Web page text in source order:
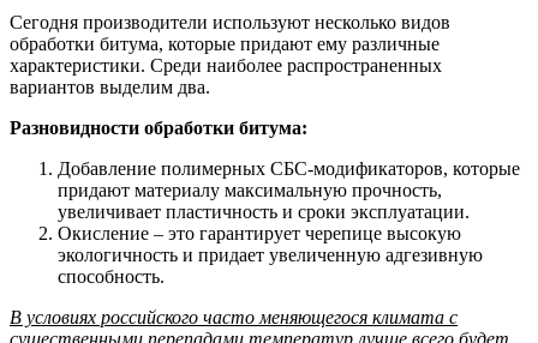
Сегодня производители используют несколько видов
обработки битума, которые придают ему различные
характеристики. Среди наиболее распространенных
вариантов выделим два.
Разновидности обработки битума:
Добавление полимерных СБС-модификаторов, которые
придают материалу максимальную прочность,
увеличивает пластичность и сроки эксплуатации.
Окисление – это гарантирует черепице высокую
экологичность и придает увеличенную адгезивную
способность.
В условиях российского часто меняющегося климата с
существенными перепадами температур лучше всего будет